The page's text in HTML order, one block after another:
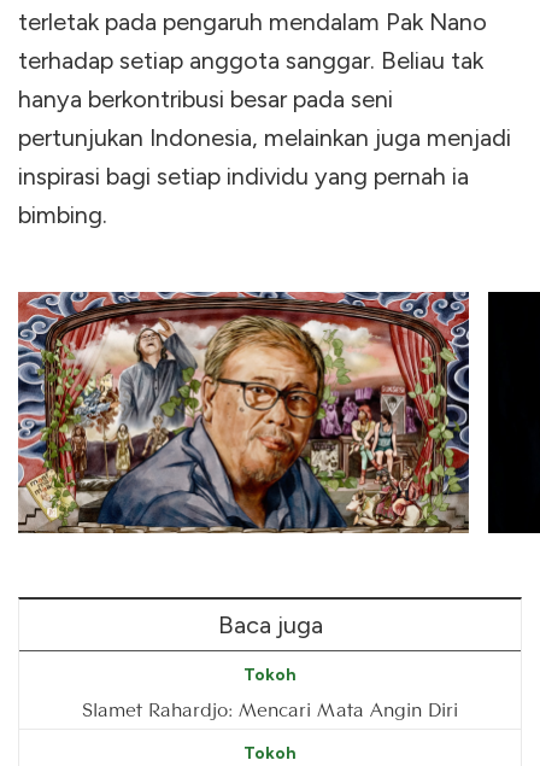
terletak pada pengaruh mendalam Pak Nano
terhadap setiap anggota sanggar. Beliau tak
hanya berkontribusi besar pada seni
pertunjukan Indonesia, melainkan juga menjadi
inspirasi bagi setiap individu yang pernah ia
bimbing.
Baca juga
Tokoh
Slamet Rahardjo: Mencari Mata Angin Diri
Tokoh